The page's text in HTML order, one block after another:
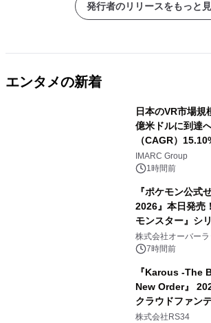
発行者のリリースをもっと
エンタメの新着
日本のVR市場
億米ドルに到達
（CAGR）
IMARC Group
1時間前
『ポケモン公式
2026』本日発売
モンスター』シ
た画集『ポケッ
ルアートブック
株式会社オーバー
7時間前
『Karous -The
New Order』
クラウドファン
開始
株式会社RS34